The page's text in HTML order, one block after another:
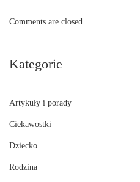
Comments are closed.
Kategorie
Artykuły i porady
Ciekawostki
Dziecko
Rodzina